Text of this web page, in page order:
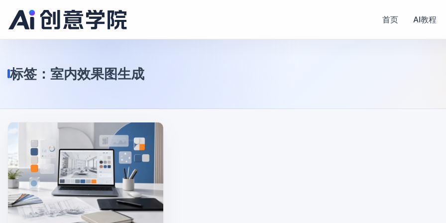
首页 AI教程
标签： 室内效果图生成